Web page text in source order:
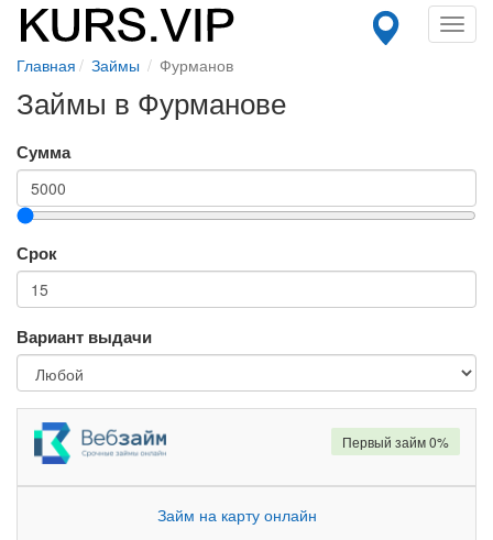
Главная Займы Фурманов
Займы в Фурманове
Сумма
Срок
Вариант выдачи
Займ на карту онлайн
Первый займ 0%